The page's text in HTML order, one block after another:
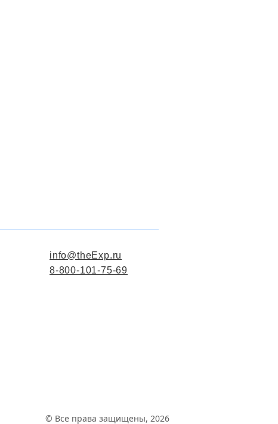
info@theExp.ru
8-800-101-75-69
© Все права защищены, 2026